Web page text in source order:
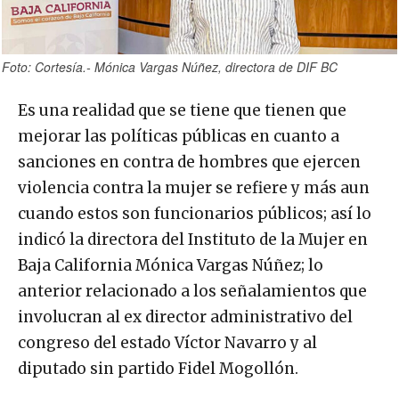
Foto: Cortesía.- Mónica Vargas Núñez, directora de DIF BC
Es una realidad que se tiene que tienen que
mejorar las políticas públicas en cuanto a
sanciones en contra de hombres que ejercen
violencia contra la mujer se refiere y más aun
cuando estos son funcionarios públicos; así lo
indicó la directora del Instituto de la Mujer en
Baja California Mónica Vargas Núñez; lo
anterior relacionado a los señalamientos que
involucran al ex director administrativo del
congreso del estado Víctor Navarro y al
diputado sin partido Fidel Mogollón.